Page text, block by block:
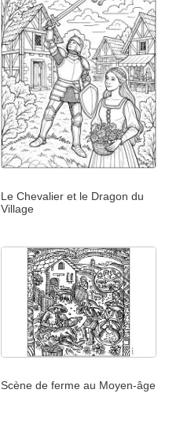
Le Chevalier et le Dragon du
Village
Scène de ferme au Moyen-âge